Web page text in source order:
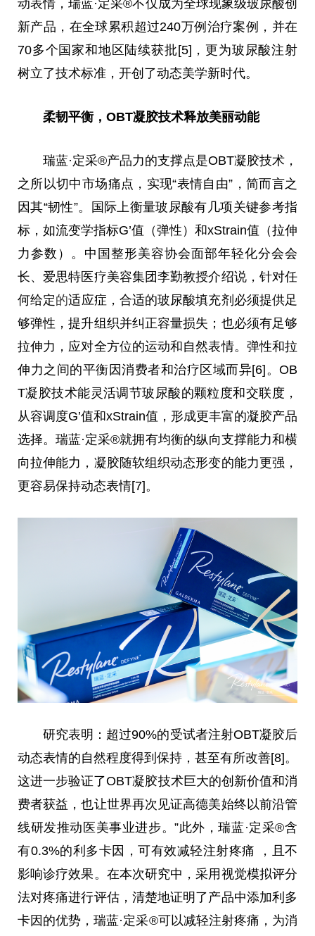
动表情，瑞蓝·定采®不仅成为全球现象级玻尿酸创
新产品，在全球累积超过240万例治疗案例，并在
70多个国家和地区陆续获批[5]，更为玻尿酸注射
树立了技术标准，开创了动态美学新时代。
柔韧平衡，OBT凝胶技术释放美丽动能
瑞蓝·定采®产品力的支撑点是OBT凝胶技术，
之所以切中市场痛点，实现“表情自由”，简而言之
因其“韧性”。国际上衡量玻尿酸有几项关键参考指
标，如流变学指标G’值（弹性）和xStrain值（拉伸
力参数）。 中国 整形美容协会面部年轻化分会会
长、爱思特医疗美容集团李勤教授介绍说，针对任
何给定的适应症，合适的玻尿酸填充剂必须提供足
够弹性，提升组织并纠正容量损失；也必须有足够
拉伸力，应对全方位的运动和自然表情。弹性和拉
伸力之间的平衡因消费者和治疗区域而异[6]。OB
T凝胶技术能灵活调节玻尿酸的颗粒度和交联度，
从容调度G’值和xStrain值，形成更丰富的凝胶产品
选择。瑞蓝·定采®就拥有均衡的纵向支撑能力和横
向拉伸能力，凝胶随软组织动态形变的能力更强，
更容易保持动态表情[7]。
研究表明：超过90%的受试者注射OBT凝胶后
动态表情的自然程度得到保持，甚至有所改善[8]。
这进一步验证了OBT凝胶技术巨大的创新价值和消
费者获益，也让世界再次见证高德美始终以前沿管
线研发推动医美事业进步。”此外，瑞蓝·定采®含
有0.3%的利多卡因，可有效减轻注射疼痛 ，且不
影响诊疗效果。在本次研究中，采用视觉模拟评分
法对疼痛进行评估，清楚地证明了产品中添加利多
卡因的优势，瑞蓝·定采®可以减轻注射疼痛，为消